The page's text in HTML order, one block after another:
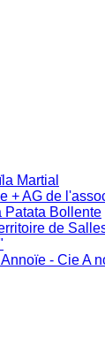
Martial
+ AG de
Patata Bollente
de
- Cie A